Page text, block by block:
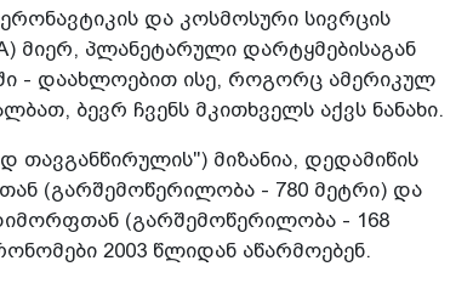
და კოსმოსური სივრცის
მიერ, პლანეტარული დარტყმებისაგან
- დაახლოებით ისე, როგორც ამერიკულ
ბევრ ჩვენს მკითხველს აქვს ნანახი.
თავგანწირულის") მიზანია, დედამიწის
(გარშემოწერილობა - 780 მეტრი) და
(გარშემოწერილობა - 168
2003 წლიდან აწარმოებენ.